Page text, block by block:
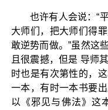
也许有人会说：“
大师们，把大师们得
敢逆势而做。”虽然这
且很震撼，但是 导师
时也是有次第性的，
一本，有时一本书要
以《邪见与佛法》这